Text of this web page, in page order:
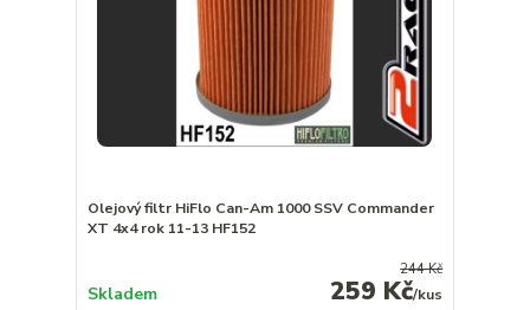
Olejový filtr HiFlo Can-Am 1000 SSV Commander
XT 4x4 rok 11-13 HF152
244 Kč
259 Kč/kus
Skladem